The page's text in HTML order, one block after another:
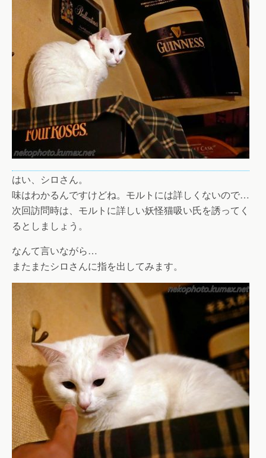
はい、シロさん。
味はわかるんですけどね。モルトには詳しくないので…
次回訪問時は、モルトに詳しい妖怪猫吸い氏を誘ってく
るとしましょう。
なんて言いながら…
またまたシロさんに指を出してみます。